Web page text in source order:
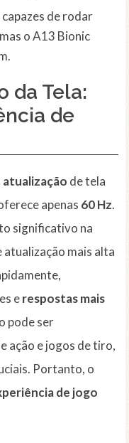
de rodar
o A13 Bionic
da Tela:
de
atualização de tela
apenas 60 Hz.
significativo na
atualização mais alta
erespostas mais
pode ser
ação e jogos de tiro,
Portanto, o
de jogo